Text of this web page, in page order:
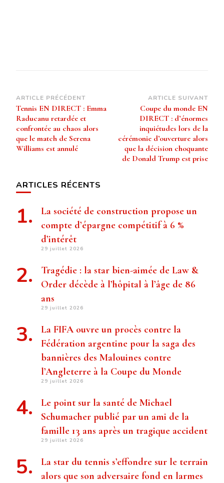
Navigation
d’article
ARTICLE PRÉCÉDENT
Tennis EN DIRECT : Emma
Raducanu retardée et
confrontée au chaos alors
que le match de Serena
Williams est annulé
ARTICLE SUIVANT
Coupe du monde EN
DIRECT : d’énormes
inquiétudes lors de la
cérémonie d’ouverture alors
que la décision choquante
de Donald Trump est prise
ARTICLES RÉCENTS
La société de construction propose un
compte d’épargne compétitif à 6 %
d’intérêt
29 juillet 2026
Tragédie : la star bien-aimée de Law &
Order décède à l’hôpital à l’âge de 86
ans
29 juillet 2026
La FIFA ouvre un procès contre la
Fédération argentine pour la saga des
bannières des Malouines contre
l’Angleterre à la Coupe du Monde
29 juillet 2026
Le point sur la santé de Michael
Schumacher publié par un ami de la
famille 13 ans après un tragique accident
29 juillet 2026
La star du tennis s’effondre sur le terrain
alors que son adversaire fond en larmes